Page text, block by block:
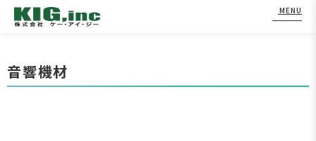
to
content
MENU
音響機材